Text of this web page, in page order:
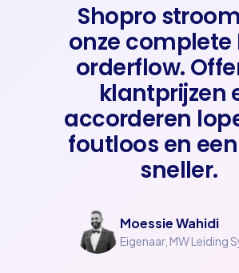
Shopro
onze complete
orderflow.
klantprijzen
accorderen
foutloos en
sneller.
Moessie Wahidi
Eigenaar, MW Leiding